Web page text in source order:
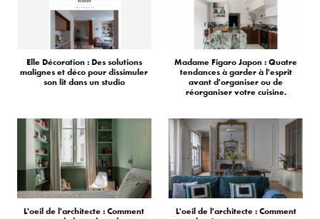
Elle Décoration : Des solutions
malignes et déco pour dissimuler
son lit dans un studio
Madame Figaro Japon : Quatre
tendances à garder à l'esprit
avant d'organiser ou de
réorganiser votre cuisine.
L'oeil de l'architecte : Comment
L'oeil de l'architecte : Comment